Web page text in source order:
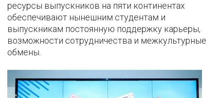
ресурсы выпускников на пяти континентах
обеспечивают нынешним студентам и
выпускникам постоянную поддержку карьеры,
возможности сотрудничества и межкультурные
обмены.